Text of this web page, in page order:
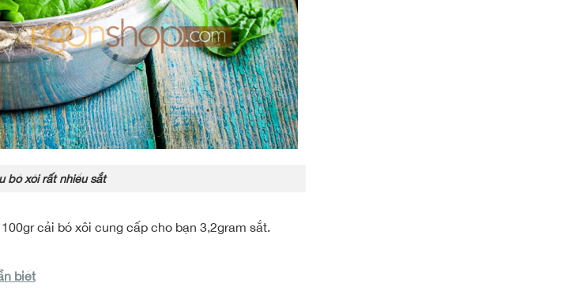
bó xôi rất nhiều sắt
cải bó xôi cung cấp cho bạn 3,2gram sắt.
biết